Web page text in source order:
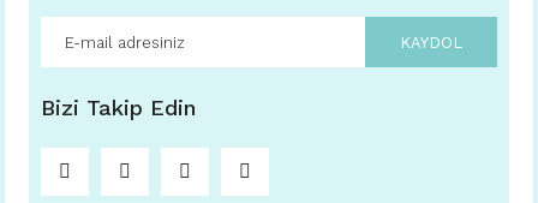
KAYDOL
Bizi Takip Edin